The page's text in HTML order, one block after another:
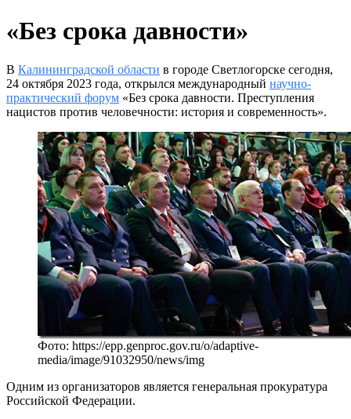
«Без срока давности»
В Калининградской области в городе Светлогорске сегодня,
24 октября 2023 года, открылся международный научно-
практический форум «Без срока давности. Преступления
нацистов против человечности: история и современность».
Фото: https://epp.genproc.gov.ru/o/adaptive-
media/image/91032950/news/img
Одним из организаторов является генеральная прокуратура
Российской Федерации.